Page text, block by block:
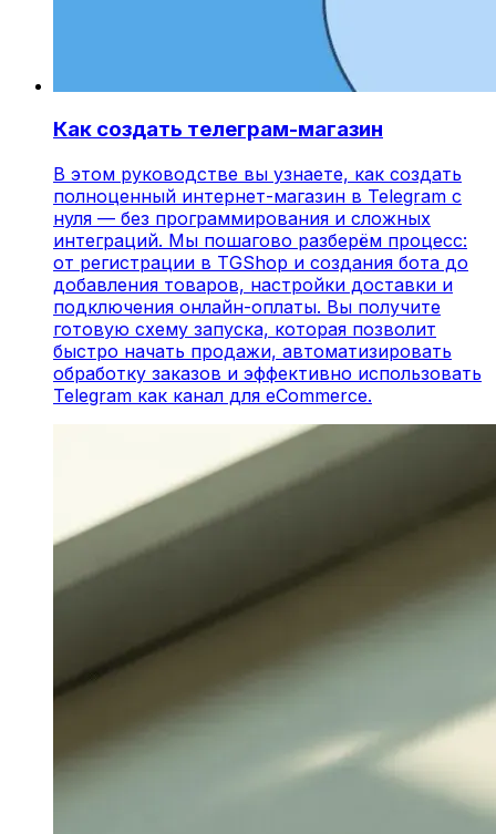
Как создать телеграм-магазин
В этом руководстве вы узнаете, как создать
полноценный интернет-магазин в Telegram с
нуля — без программирования и сложных
интеграций. Мы пошагово разберём процесс:
от регистрации в TGShop и создания бота до
добавления товаров, настройки доставки и
подключения онлайн-оплаты. Вы получите
готовую схему запуска, которая позволит
быстро начать продажи, автоматизировать
обработку заказов и эффективно использовать
Telegram как канал для eCommerce.